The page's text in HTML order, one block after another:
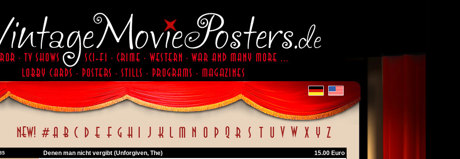
Denen man nicht vergibt (Unforgiven, The)
15.00 Euro